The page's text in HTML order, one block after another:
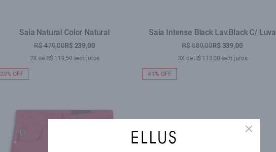
Saia Natural Color Natural
R$ 479,00R$ 239,00
2X de R$ 119,50 sem juros
Saia Intense Black Lav.Black C/ Luva
R$ 689,00R$ 339,00
3X de R$ 113,00 sem juros
20% OFF 41% OFF
Close